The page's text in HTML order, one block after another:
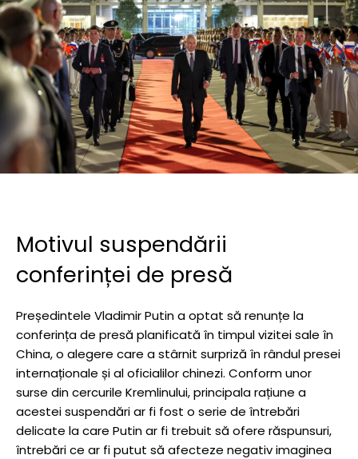
Motivul suspendării
conferinței de presă
Președintele Vladimir Putin a optat să renunțe la
conferința de presă planificată în timpul vizitei sale în
China, o alegere care a stârnit surpriză în rândul presei
internaționale și al oficialilor chinezi. Conform unor
surse din cercurile Kremlinului, principala rațiune a
acestei suspendări ar fi fost o serie de întrebări
delicate la care Putin ar fi trebuit să ofere răspunsuri,
întrebări ce ar fi putut să afecteze negativ imaginea